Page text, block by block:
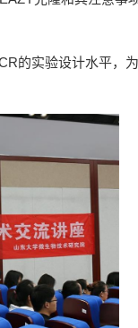
的实验设计水平，